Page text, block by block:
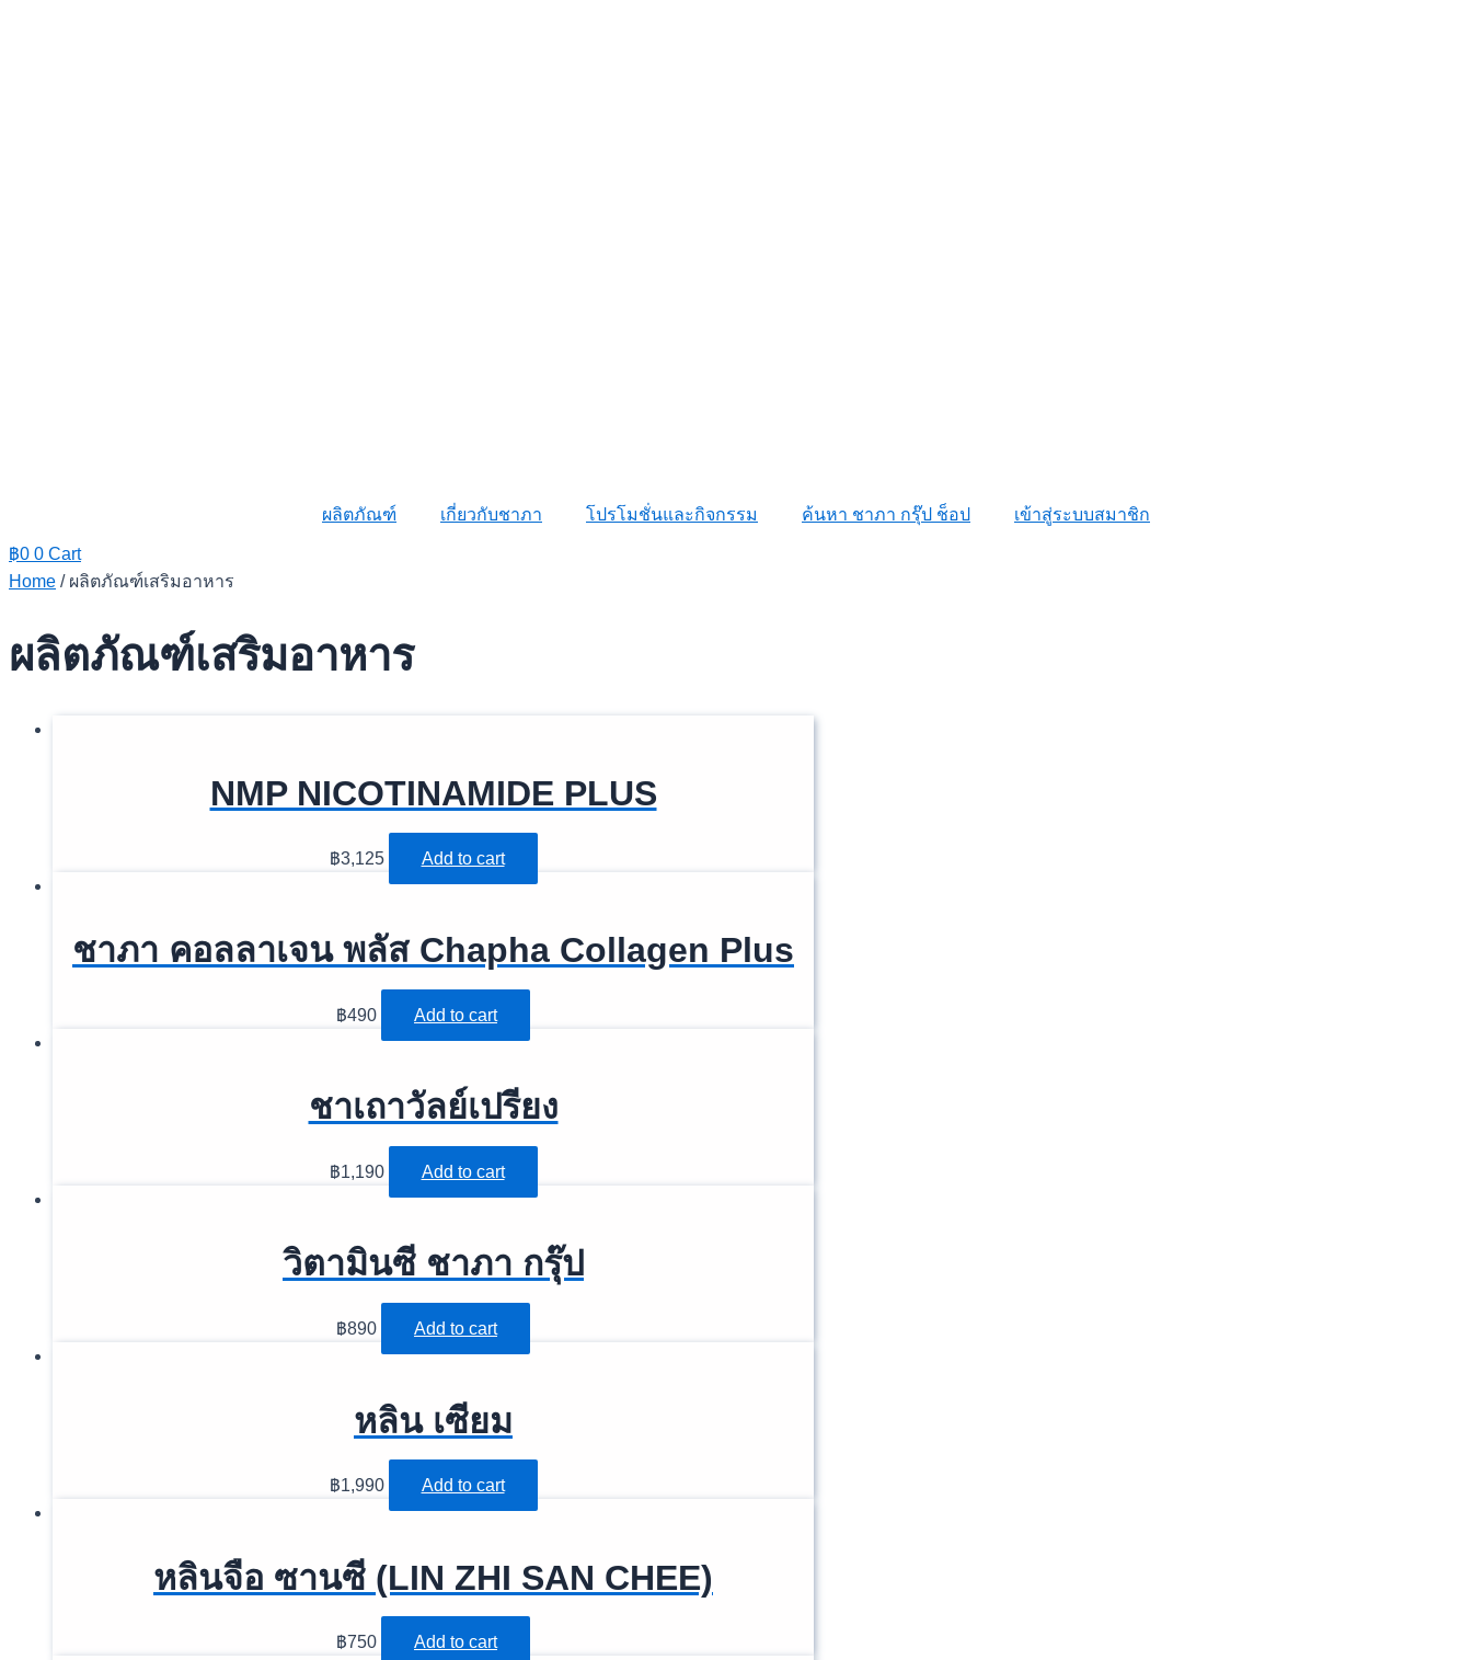
ผลิตภัณฑ์ เกี่ยวกับชาภา โปรโมชั่นและกิจกรรม ค้นหา ชาภา กรุ๊ป ช็อป เข้าสู่ระบบสมาชิก
฿0 0 Cart
Home / ผลิตภัณฑ์เสริมอาหาร
ผลิตภัณฑ์เสริมอาหาร
NMP NICOTINAMIDE PLUS
฿3,125 Add to cart
ชาภา คอลลาเจน พลัส Chapha Collagen Plus
฿490 Add to cart
ชาเถาวัลย์เปรียง
฿1,190 Add to cart
วิตามินซี ชาภา กรุ๊ป
฿890 Add to cart
หลิน เซียม
฿1,990 Add to cart
หลินจือ ซานซี (LIN ZHI SAN CHEE)
฿750 Add to cart